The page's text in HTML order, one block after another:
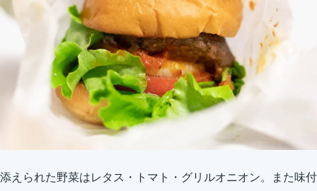
添えられた野菜はレタス・トマト・グリルオニオン。また味付